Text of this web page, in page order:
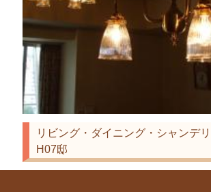
リビング・ダイニング・シャンデ
H07邸